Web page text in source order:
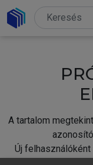
A tartalom
Új felhasználóként